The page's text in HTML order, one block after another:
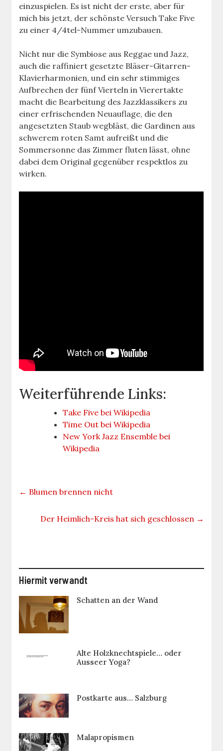
einzuspielen. Es ist nicht der erste, aber für
mich bis jetzt, der schönste Versuch Take Five
zu einer 4/4tel-Nummer umzubauen.
Nicht nur die Symbiose aus Reggae und Jazz,
auch die raffiniert gesetzte Bläser-Gitarren-
Klavierharmonien, und ein sehr stimmiges
Aufbrechen der fünf Vierteln in Vierertakte
macht die Bearbeitung des Jazzklassikers zu
einer erfrischenden Neuauflage, die den
angesetzten Staub wegbläst, die Gardinen aus
schwerem roten Samt aufreißt und die
Sommersonne das Zimmer fluten lässt, ohne
dabei dem Original gegenüber respektlos zu
wirken.
Weiterführende Links:
Take Five bei Wikipedia
Time Out bei Wikipedia
New York Jazz Ensemble bei
Wikipedia
← Blumen brennen nicht
Der Heimlich-Kreis hat sich geschlossen →
Hiermit verwandt
Schatten an der Wand
Alte Holzknechtspiele… oder
Ausseer Yoga?
Postkarte aus… Salzburg
Malapropismen